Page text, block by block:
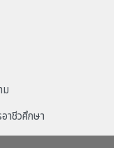
ม
าชีวศึกษา